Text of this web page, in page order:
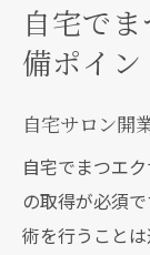
自宅で
備ポイン
自宅サロン開
自宅でまつエ
の取得が必須
術を行うこと